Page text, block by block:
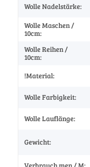
Wolle Nadelstärke:
Wolle Maschen /
10cm:
Wolle Reihen /
10cm:
!Material:
Wolle Farbigkeit:
Wolle Lauflänge:
Gewicht: